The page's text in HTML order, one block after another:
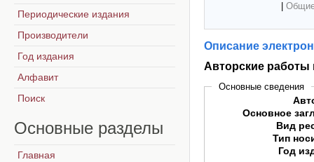
Описание
Авторские работы
Основные сведения
Основное
Вид
Тип
Год
Периодические издания
Производители
Год издания
Алфавит
Поиск
Основные разделы
Главная